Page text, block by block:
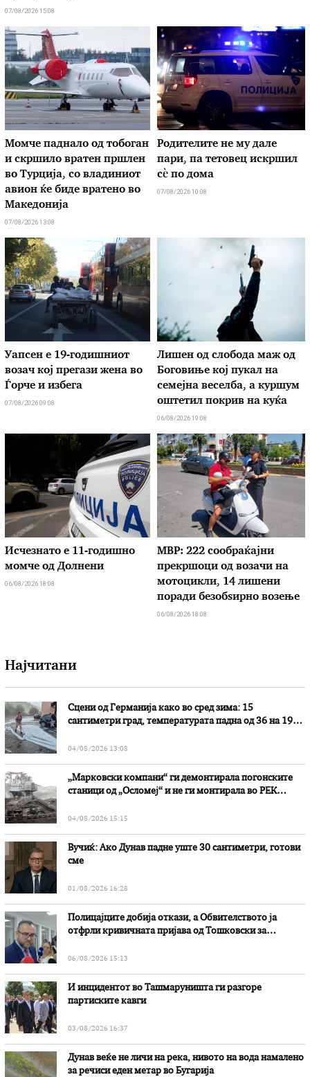
07/08/2026 15:08
Момче паднало од тобоган
и скршило вратен пршлен
во Турција, со владиниот
авион ќе биде вратено во
Македонија
07/08/2026 13:08
Родителите не му дале
пари, па тетовец искршил
сѐ по дома
07/08/2026 10:08
Уапсен е 19-годишниот
возач кој прегази жена во
Ѓорче и избега
07/08/2026 09:08
Лишен од слобода маж од
Боговиње кој пукал на
семејна веселба, а куршум
оштетил покрив на куќа
06/08/2026 19:08
Исчезнато е 11-годишно
момче од Долнени
06/08/2026 18:08
МВР: 222 сообраќајни
прекршоци од возачи на
мотоцикли, 14 лишени
поради безобѕирно возење
06/08/2026 18:08
Најчитани
Сцени од Германија како во сред зима: 15
сантиметри град, температурата падна од 36 на 19
04/08/2026 13:08
„Марковски компани“ ги демонтирала погонските
станици од „Осломеј“ и не ги монтирала во РЕК
04/08/2026 15:15
Вучиќ: Ако Дунав падне уште 30 сантиметри, готови
сме
01/08/2026 16:28
Полицајците добија откази, а Обвителството ја
отфрли кривичната пријава од Тошковски за
06/08/2026 15:13
И инцидентот во Ташмаруништa ги разгоре
партиските кавги
03/08/2026 16:37
Дунав веќе не личи на река, нивото на вода намалено
за речиси еден метар во Бугарија